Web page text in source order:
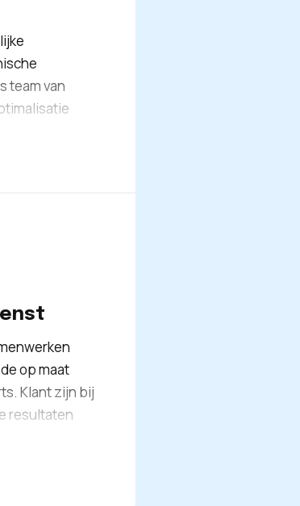
team van
namelijk
op maat
Klant zijn bij
resultaten
al uw